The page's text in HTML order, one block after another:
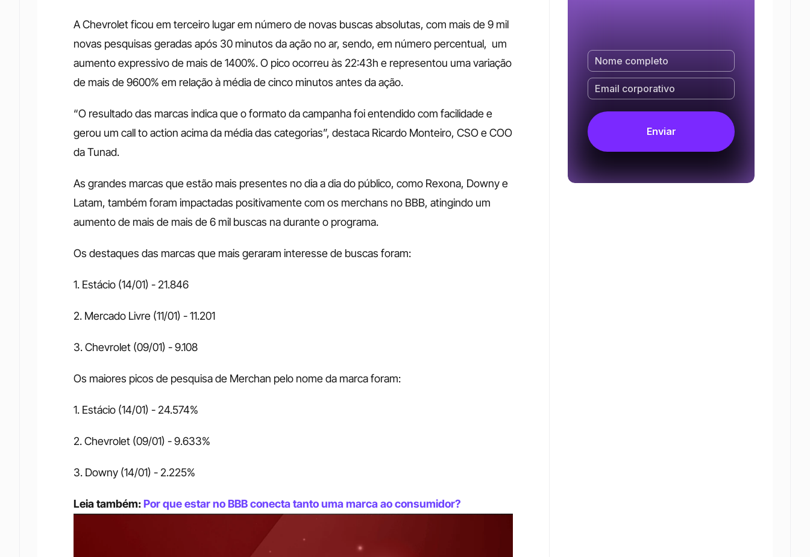
A Chevrolet ficou em terceiro lugar em número de novas buscas absolutas, com mais de 9 mil
novas pesquisas geradas após 30 minutos da ação no ar, sendo, em número percentual,  um
aumento expressivo de mais de 1400%. O pico ocorreu às 22:43h e representou uma variação
de mais de 9600% em relação à média de cinco minutos antes da ação.
“O resultado das marcas indica que o formato da campanha foi entendido com facilidade e
gerou um call to action acima da média das categorias”, destaca Ricardo Monteiro, CSO e COO
da Tunad.
As grandes marcas que estão mais presentes no dia a dia do público, como Rexona, Downy e
Latam, também foram impactadas positivamente com os merchans no BBB, atingindo um
aumento de mais de mais de 6 mil buscas na durante o programa.
Os destaques das marcas que mais geraram interesse de buscas foram:
1. Estácio (14/01) - 21.846
2. Mercado Livre (11/01) - 11.201
3. Chevrolet (09/01) - 9.108
Os maiores picos de pesquisa de Merchan pelo nome da marca foram:
1. Estácio (14/01) - 24.574%
2. Chevrolet (09/01) - 9.633%
3. Downy (14/01) - 2.225%
Leia também: Por que estar no BBB conecta tanto uma marca ao consumidor?